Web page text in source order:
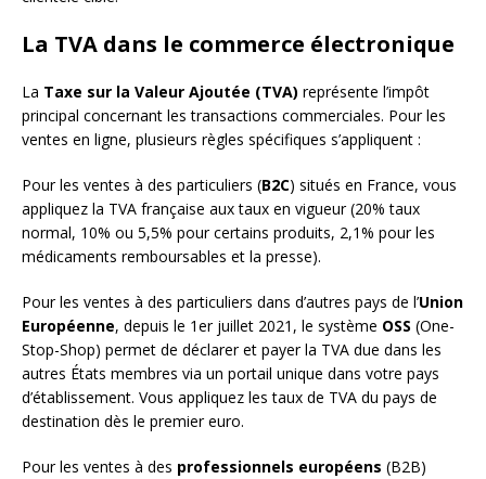
La TVA dans le commerce électronique
La Taxe sur la Valeur Ajoutée (TVA) représente l’impôt
principal concernant les transactions commerciales. Pour les
ventes en ligne, plusieurs règles spécifiques s’appliquent :
Pour les ventes à des particuliers (B2C) situés en France, vous
appliquez la TVA française aux taux en vigueur (20% taux
normal, 10% ou 5,5% pour certains produits, 2,1% pour les
médicaments remboursables et la presse).
Pour les ventes à des particuliers dans d’autres pays de l’Union
Européenne, depuis le 1er juillet 2021, le système OSS (One-
Stop-Shop) permet de déclarer et payer la TVA due dans les
autres États membres via un portail unique dans votre pays
d’établissement. Vous appliquez les taux de TVA du pays de
destination dès le premier euro.
Pour les ventes à des professionnels européens (B2B)